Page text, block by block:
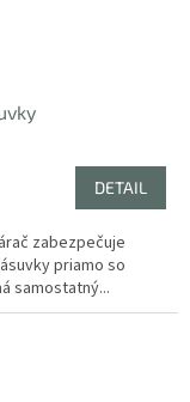
DETAIL
zabezpečuje
priamo so
samostatný...